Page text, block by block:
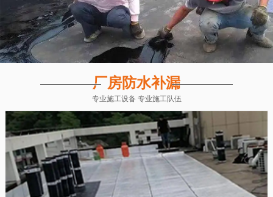
厂房防水补漏
专业施工设备 专业施工队伍